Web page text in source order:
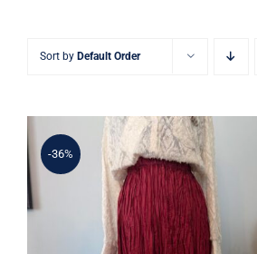
Sort by Default Order
-36%